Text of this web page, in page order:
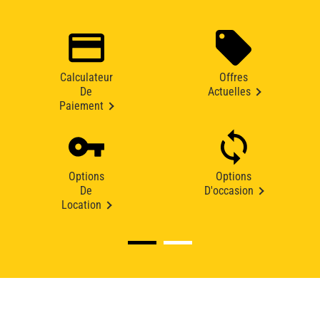
Calculateur
De
Paiement
Offres
Actuelles
Options
De
Location
Options
D'occasion